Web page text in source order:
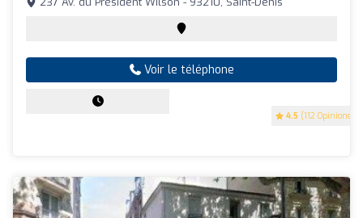
4.5 (112 Opinions)
Voir le téléphone